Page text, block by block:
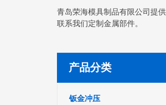
青岛荣海模具制品有限公司提
联系我们定制金属部件。
产品分类
钣金冲压